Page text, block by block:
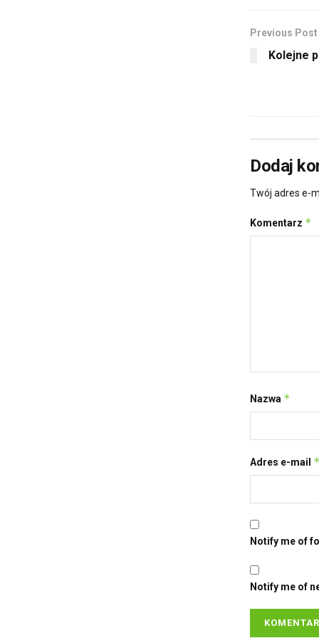
w
)
o
w
Previous Post
Kolejne
Dodaj
Twój adres e-
Komentarz *
Nazwa *
Adres e-mail *
Notify me of
Notify me of